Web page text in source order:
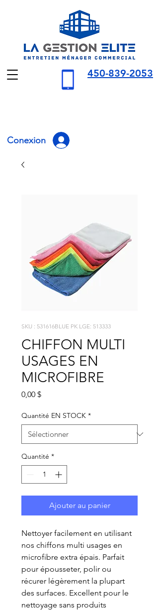
450-839-2053
Conexion
SKU : 531616BLUE PK LGE: 513333
CHIFFON MULTI
USAGES EN
MICROFIBRE
0,00 $Prix
Quantité EN STOCK *
Quantité *
Ajouter au panier
Nettoyer facilement en utilisant
nos chiffons multi usages en
microfibre extra épais. Parfait
pour épousseter, polir ou
récurer légèrement la plupart
des surfaces. Excellent pour le
nettoyage sans produits